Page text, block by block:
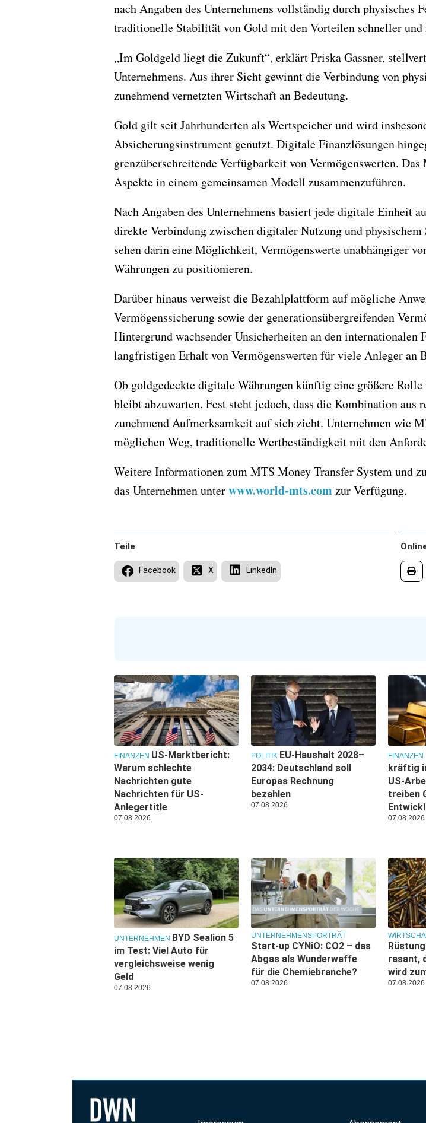
nach Angaben des Unternehmens vollständig durch physisches
traditionelle Stabilität von Gold mit den Vorteilen schneller
„Im Goldgeld liegt die Zukunft“, erklärt Priska Gassner,
Unternehmens. Aus ihrer Sicht gewinnt die Verbindung von
zunehmend vernetzten Wirtschaft an Bedeutung.
Gold gilt seit Jahrhunderten als Wertspeicher und wird
Absicherungsinstrument genutzt. Digitale Finanzlösungen
grenzüberschreitende Verfügbarkeit von Vermögenswerten.
Aspekte in einem gemeinsamen Modell zusammenzuführen.
Nach Angaben des Unternehmens basiert jede digitale Einheit
direkte Verbindung zwischen digitaler Nutzung und
sehen darin eine Möglichkeit, Vermögenswerte unabhängiger
Währungen zu positionieren.
Darüber hinaus verweist die Bezahlplattform auf mögliche
Vermögenssicherung sowie der generationsübergreifenden
Hintergrund wachsender Unsicherheiten an den internationalen
langfristigen Erhalt von Vermögenswerten für viele Anleger an
Ob goldgedeckte digitale Währungen künftig eine größere
bleibt abzuwarten. Fest steht jedoch, dass die Kombination
zunehmend Aufmerksamkeit auf sich zieht. Unternehmen wie
möglichen Weg, traditionelle Wertbeständigkeit mit den
Weitere Informationen zum MTS Money Transfer System und
das Unternehmen unterwww.world-mts.comzur Verfügung.
Teile
Facebook X LinkedIn
FINANZEN US-Marktbericht:
Warum schlechte
Nachrichten gute
Nachrichten für US-
Anlegertitle
07.08.2026
POLITIK EU-Haushalt 2028–
2034: Deutschland soll
Europas Rechnung
bezahlen
07.08.2026
FINANZEN
kräftig
US-
treiben
07.08.2026
UNTERNEHMEN BYD Sealion 5
im Test: Viel Auto für
vergleichsweise wenig
Geld
07.08.2026
UNTERNEHMENSPORTRÄT
Start-up CYNiO: CO2 – das
Abgas als Wunderwaffe
für die Chemiebranche?
07.08.2026
rasant,
wird
07.08.2026